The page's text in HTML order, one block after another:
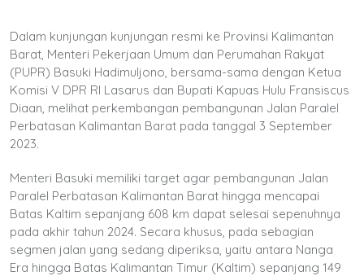
Dalam kunjungan kunjungan resmi ke Provinsi Kalimantan
Barat, Menteri Pekerjaan Umum dan Perumahan Rakyat
(PUPR) Basuki Hadimuljono, bersama-sama dengan Ketua
Komisi V DPR RI Lasarus dan Bupati Kapuas Hulu Fransiscus
Diaan, melihat perkembangan pembangunan Jalan Paralel
Perbatasan Kalimantan Barat pada tanggal 3 September
2023.
Menteri Basuki memiliki target agar pembangunan Jalan
Paralel Perbatasan Kalimantan Barat hingga mencapai
Batas Kaltim sepanjang 608 km dapat selesai sepenuhnya
pada akhir tahun 2024. Secara khusus, pada sebagian
segmen jalan yang sedang diperiksa, yaitu antara Nanga
Era hingga Batas Kalimantan Timur (Kaltim) sepanjang 149